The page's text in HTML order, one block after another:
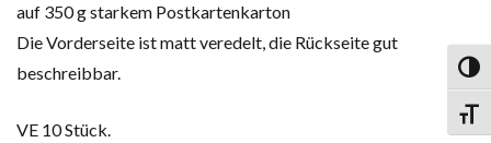
auf 350 g starkem Postkartenkarton
Die Vorderseite ist matt veredelt, die Rückseite gut
beschreibbar.
VE 10 Stück.